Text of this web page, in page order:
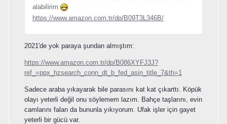
alabilirim
https://www.amazon.com.tr/dp/B09T3L346B/
2021'de yok paraya şundan almıştım:
https://www.amazon.com.tr/dp/B086XYFJ3J?
ref_=ppx_hzsearch_conn_dt_b_fed_asin_title_7&th=1
Sadece araba yıkayarak bile parasını kat kat çıkarttı. Köpük
olayı yeterli değil onu söylemem lazım. Bahçe taşlarını, evin
camlarını falan da bununla yıkıyorum. Ufak işler için gayet
yeterli bir gücü var.